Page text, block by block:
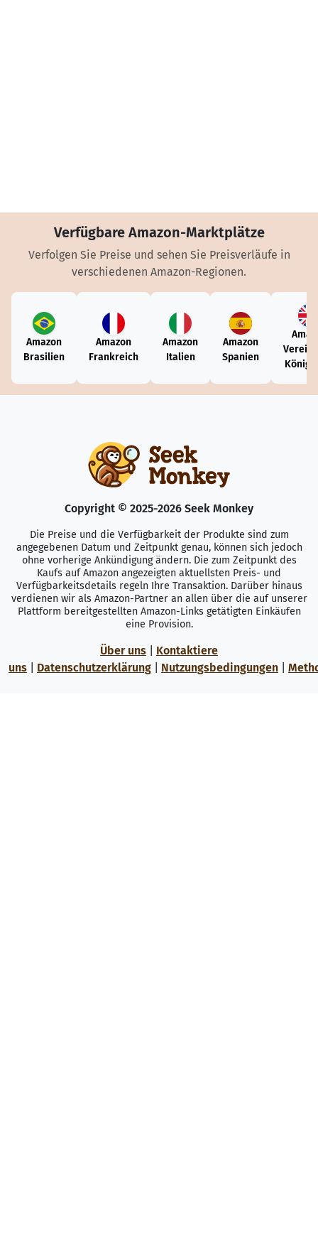
Verfügbare Amazon-Marktplätze
Verfolgen Sie Preise und sehen Sie Preisverläufe in
verschiedenen Amazon-Regionen.
Amazon
Brasilien
Amazon
Frankreich
Amazon
Italien
Amazon
Spanien
Copyright © 2025-2026 Seek Monkey
Die Preise und die Verfügbarkeit der Produkte sind zum
angegebenen Datum und Zeitpunkt genau, können sich jedoch
ohne vorherige Ankündigung ändern. Die zum Zeitpunkt des
Kaufs auf Amazon angezeigten aktuellsten Preis- und
Verfügbarkeitsdetails regeln Ihre Transaktion. Darüber hinaus
verdienen wir als Amazon-Partner an allen über die auf unserer
Plattform bereitgestellten Amazon-Links getätigten Einkäufen
eine Provision.
Über uns
Kontaktiere
uns
Datenschutzerklärung Nutzungsbedingungen